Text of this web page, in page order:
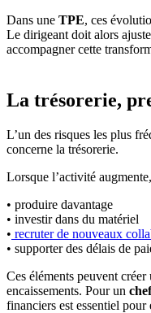
Dans une TPE, ces
Le dirigeant doit alors
accompagner cette
La trésorerie,
L’un des risques les plus
concerne la trésorerie.
Lorsque l’activité
• produire davantage
• investir dans du matériel
• recruter de nouveaux
• supporter des délais de
Ces éléments peuvent créer
encaissements. Pour un
financiers est essentiel pour